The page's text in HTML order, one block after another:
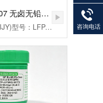
LFP-5RQ-0307 无卤无铅高温锡膏
品牌：佳金源(JJY)型号：LFP-JJY5RQ-0307T3合金成分：Sn99Ag0.3Cu0.7颗粒度：3#(25-45um）粘度：190±20Pa.S活性：高活性熔点：221-227℃峰值温度：235-255（℃）规格：500克/瓶
27901383
82
咨询电话